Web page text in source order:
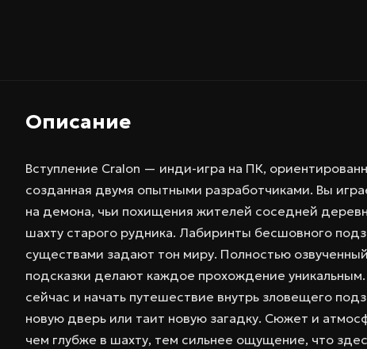
Описание
Вступление Cralon — инди-игра на ПК,
созданная двумя опытными разработчиками. Вы
на демона, чьи похищения жителей соседней
шахту старого рудника. Лабиринты бесшовного
существами задают тон миру. Полностью
подсказки делают каждое прохождение
сейчас и начать путешествие внутрь зловещего
новую дверь или таит новую загадку. Сюжет и
чем глубже в шахту, тем сильнее ощущение, что